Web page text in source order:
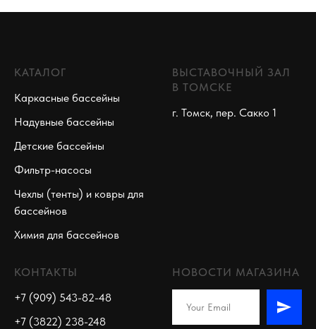
КАТАЛОГ
Каркасные бассейны
Надувные бассейны
Детские бассейны
Фильтр-насосы
Чехлы (тенты) и ковры для
бассейнов
Химия для бассейнов
ВЫСТАВОЧНЫЙ ЗАЛ
В ТОМСКЕ
г. Томск, пер. Сакко 1
КОНТАКТЫ
+7 (909) 543-82-48
+7 (3822) 238-248
НОВОСТИ МАГАЗИНА